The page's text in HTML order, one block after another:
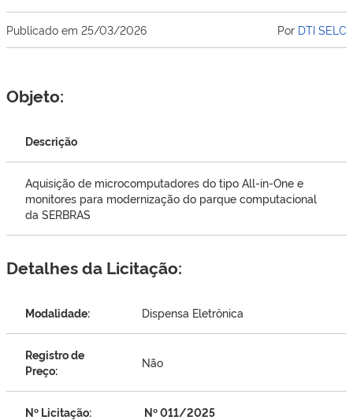
Publicado em 25/03/2026 Por DTI SELC
Objeto:
Descrição
Aquisição de microcomputadores do tipo All-in-One e
monitores para modernização do parque computacional
da SERBRAS
Detalhes da Licitação:
Modalidade: Dispensa Eletrônica
Registro de
Preço:
Não
Nº Licitação: Nº 011/2025